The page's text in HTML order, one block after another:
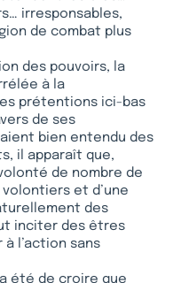
irresponsables,
de combat plus
des pouvoirs, la
à la
prétentions ici-bas
de ses
bien entendu des
il apparaît que,
de nombre de
et d’une
des
inciter des êtres
l’action sans
a été de croire que